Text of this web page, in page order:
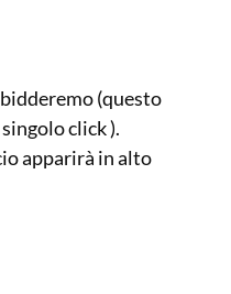
(questo
click ).
apparirà in alto